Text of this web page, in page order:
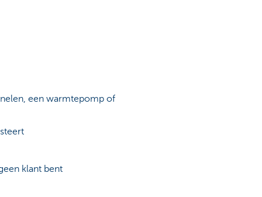
een warmtepomp of
klant bent